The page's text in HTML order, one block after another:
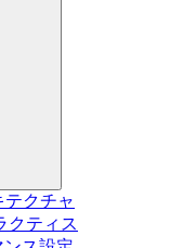
テクチャ
クティス